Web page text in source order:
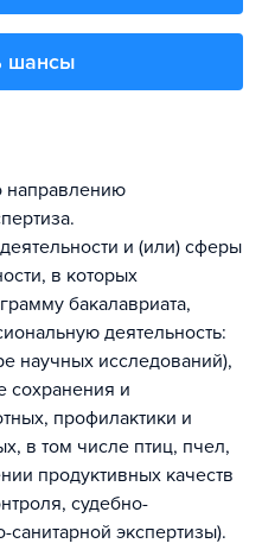
шансы
направлению
и (или) сферы
в которых
бакалавриата,
деятельность:
научных исследований),
сохранения и
профилактики и
в том числе птиц, пчел,
продуктивных качеств
судебно-
экспертизы).